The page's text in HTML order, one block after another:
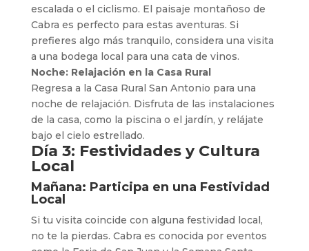
escalada o el ciclismo. El paisaje montañoso de
Cabra es perfecto para estas aventuras. Si
prefieres algo más tranquilo, considera una visita
a una bodega local para una cata de vinos.
Noche: Relajación en la Casa Rural
Regresa a la Casa Rural San Antonio para una
noche de relajación. Disfruta de las instalaciones
de la casa, como la piscina o el jardín, y relájate
bajo el cielo estrellado.
Día 3: Festividades y Cultura
Local
Mañana: Participa en una Festividad
Local
Si tu visita coincide con alguna festividad local,
no te la pierdas. Cabra es conocida por eventos